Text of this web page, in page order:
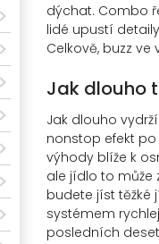
dýchat. Combo
lidé upustí
Celkově, buzz
Jak dlouho
Jak dlouho
nonstop efekt po
výhody blíže k
ale jídlo to může
budete jíst těžké
systémem
posledních